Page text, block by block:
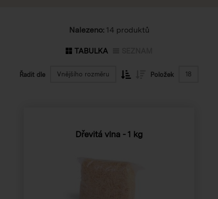
Nalezeno: 14 produktů
TABULKA
Řadit dle Vnějšího rozměru Položek 18
Dřevitá vlna - 1 kg